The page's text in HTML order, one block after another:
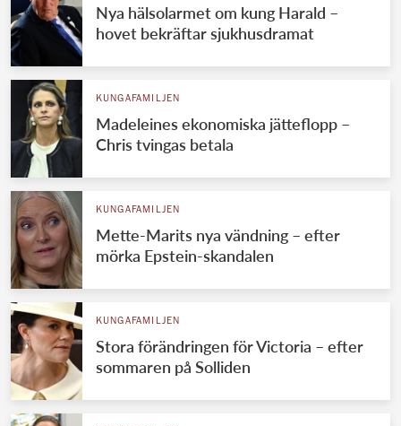
Nya hälsolarmet om kung Harald –
hovet bekräftar sjukhusdramat
KUNGAFAMILJEN
Madeleines ekonomiska jätteflopp –
Chris tvingas betala
KUNGAFAMILJEN
Mette-Marits nya vändning – efter
mörka Epstein-skandalen
KUNGAFAMILJEN
Stora förändringen för Victoria – efter
sommaren på Solliden